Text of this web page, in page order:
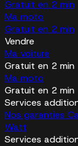
Gratuit en 2 min
Ma moto
Gratuit en 2 min
Vendre
Ma voiture
Gratuit en 2 min
Ma moto
Gratuit en 2 min
Services
Nos garanties
Watt
Services